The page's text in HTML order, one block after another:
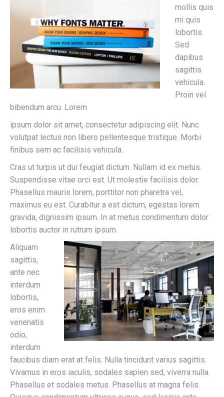
mollis quis
mi quis
lobortis.
Sed
dapibus
sagittis
vehicula.
Proin vel
bibendum arcu. Lorem
ipsum dolor sit amet, consectetur adipiscing elit. Nunc
volutpat lectus non libero pellentesque tristique. Morbi
finibus sem ac facilisis vehicula.
Cras ut turpis ut dui feugiat dictum. Nullam id ex metus.
Suspendisse vitae orci est. Ut molestie facilisis dolor.
Phasellus mauris lorem, porttitor non pharetra vel,
maximus eu est. Curabitur a est dictum, egestas lorem
gravida, dignissim ipsum. In at metus condimentum dolor
lobortis auctor in rutrum ipsum.
Aliquam
sagittis,
ante nec
interdum
lobortis,
eros enim
venenatis
odio,
interdum
faucibus diam erat at felis. Nulla tincidunt varius sagittis.
Vivamus in eros iaculis, sodales sapien sed, viverra nulla.
Phasellus et sodales metus. Phasellus at magna felis.